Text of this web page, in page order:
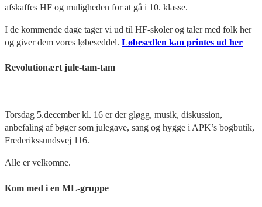
afskaffes HF og muligheden for at gå i 10. klasse.
I de kommende dage tager vi ud til HF-skoler og taler med folk her
og giver dem vores løbeseddel. Løbesedlen kan printes ud her
Revolutionært jule-tam-tam
Torsdag 5.december kl. 16 er der gløgg, musik, diskussion,
anbefaling af bøger som julegave, sang og hygge i APK’s bogbutik,
Frederikssundsvej 116.
Alle er velkomne.
Kom med i en ML-gruppe